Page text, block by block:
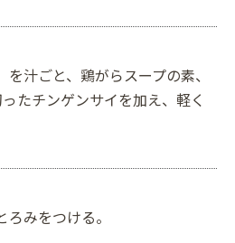
を汁ごと、鶏がらスープの素、
たチンゲンサイを加え、軽く
みをつける。